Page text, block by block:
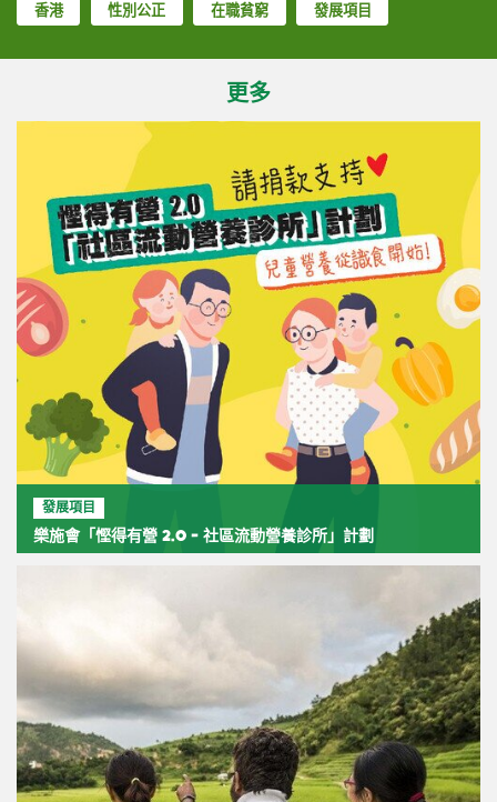
香港 性別公正 在職貧窮 發展項目
更多
發展項目
樂施會「慳得有營 2.0 - 社區流動營養診所」計劃